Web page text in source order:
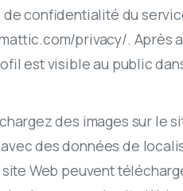
confidentialité du
privacy/. Après
est visible au public
des images sur le
des données de
Web peuvent